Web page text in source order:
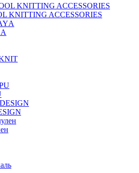
KNITTING ACCESSORIES